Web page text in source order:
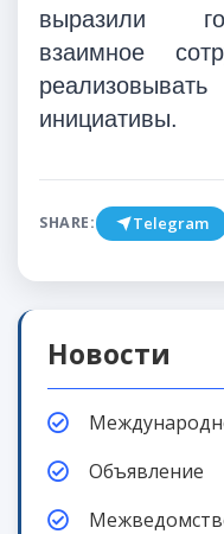
выразили
взаимное
инициативы.
SHARE: Telegram
Новости
Объявление